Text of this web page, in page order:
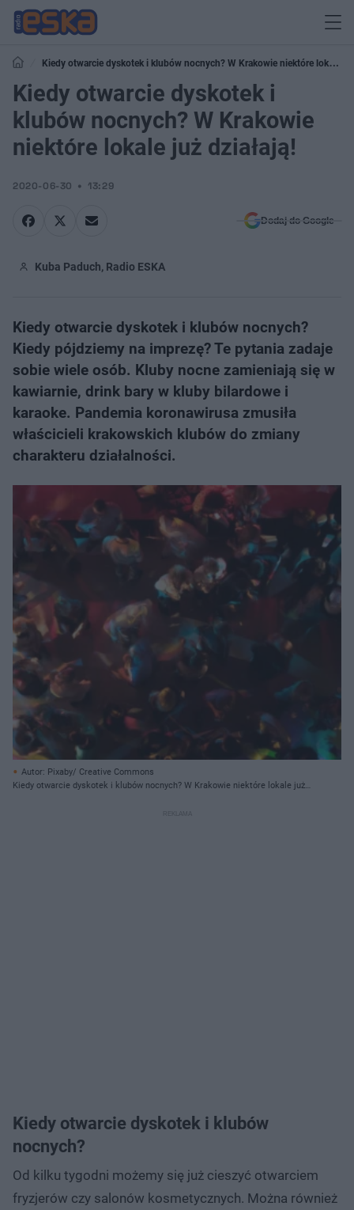
Kiedy otwarcie dyskotek i klubów nocnych? W Krakowie niektóre lokale
już działają!
Kiedy otwarcie dyskotek i
klubów nocnych? W Krakowie
niektóre lokale już działają!
2020-06-30 13:29
Dodaj do Google
Kuba Paduch, Radio ESKA
Kiedy otwarcie dyskotek i klubów nocnych?
Kiedy pójdziemy na imprezę? Te pytania zadaje
sobie wiele osób. Kluby nocne zamieniają się w
kawiarnie, drink bary w kluby bilardowe i
karaoke. Pandemia koronawirusa zmusiła
właścicieli krakowskich klubów do zmiany
charakteru działalności.
Autor: Pixaby/ Creative Commons
Kiedy otwarcie dyskotek i klubów nocnych? W Krakowie niektóre lokale już
Kiedy otwarcie dyskotek i klubów
nocnych?
Od kilku tygodni możemy się już cieszyć otwarciem
fryzjerów czy salonów kosmetycznych. Można również